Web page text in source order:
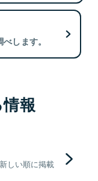
します。
報
しい順に掲載